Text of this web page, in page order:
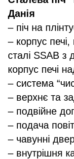
Данія
– піч на
– корпус
сталі SSAB
корпус печі
– система
– верхнє та
– подвійне
– подача
– чавунні
– внутрішня